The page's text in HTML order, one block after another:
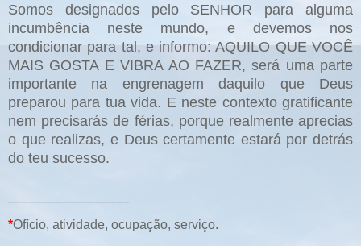
Somos designados pelo SENHOR para alguma
incumbência neste mundo, e devemos nos
condicionar para tal, e informo: AQUILO QUE VOCÊ
MAIS GOSTA E VIBRA AO FAZER, será uma parte
importante na engrenagem daquilo que Deus
preparou para tua vida. E neste contexto gratificante
nem precisarás de férias, porque realmente aprecias
o que realizas, e Deus certamente estará por detrás
do teu sucesso.
*Ofício, atividade, ocupação, serviço.